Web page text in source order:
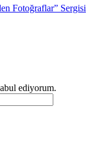
Fotoğraflar” Sergisi
ediyorum.